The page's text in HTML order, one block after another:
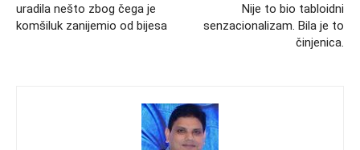
uradila nešto zbog čega je
komšiluk zanijemio od bijesa
Nije to bio tabloidni
senzacionalizam. Bila je to
činjenica.